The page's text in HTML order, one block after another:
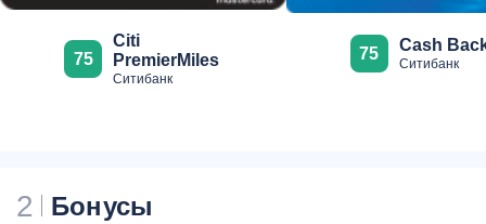
75
Citi
PremierMiles
Ситибанк
75 Cash
Ситибанк
2 Бонусы